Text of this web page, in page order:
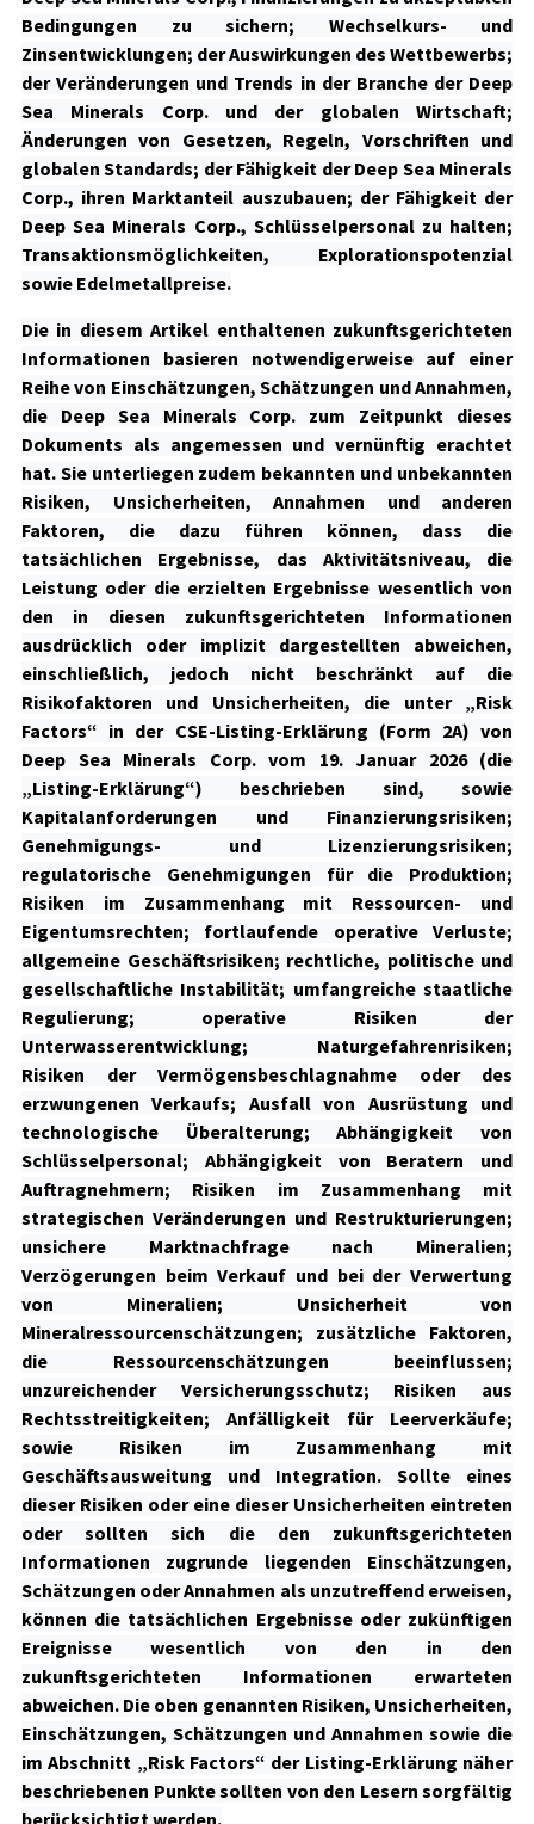
Bedingungen zu sichern; Wechselkurs- und
Zinsentwicklungen; der Auswirkungen des Wettbewerbs;
der Veränderungen und Trends in der Branche der Deep
Sea Minerals Corp. und der globalen Wirtschaft;
Änderungen von Gesetzen, Regeln, Vorschriften und
globalen Standards; der Fähigkeit der Deep Sea Minerals
Corp., ihren Marktanteil auszubauen; der Fähigkeit der
Deep Sea Minerals Corp., Schlüsselpersonal zu halten;
Transaktionsmöglichkeiten, Explorationspotenzial
sowie Edelmetallpreise.
Die in diesem Artikel enthaltenen zukunftsgerichteten
Informationen basieren notwendigerweise auf einer
Reihe von Einschätzungen, Schätzungen und Annahmen,
die Deep Sea Minerals Corp. zum Zeitpunkt dieses
Dokuments als angemessen und vernünftig erachtet
hat. Sie unterliegen zudem bekannten und unbekannten
Risiken, Unsicherheiten, Annahmen und anderen
Faktoren, die dazu führen können, dass die
tatsächlichen Ergebnisse, das Aktivitätsniveau, die
Leistung oder die erzielten Ergebnisse wesentlich von
den in diesen zukunftsgerichteten Informationen
ausdrücklich oder implizit dargestellten abweichen,
einschließlich, jedoch nicht beschränkt auf die
Risikofaktoren und Unsicherheiten, die unter „Risk
Factors“ in der CSE-Listing-Erklärung (Form 2A) von
Deep Sea Minerals Corp. vom 19. Januar 2026 (die
„Listing-Erklärung“) beschrieben sind, sowie
Kapitalanforderungen und Finanzierungsrisiken;
Genehmigungs- und Lizenzierungsrisiken;
regulatorische Genehmigungen für die Produktion;
Risiken im Zusammenhang mit Ressourcen- und
Eigentumsrechten; fortlaufende operative Verluste;
allgemeine Geschäftsrisiken; rechtliche, politische und
gesellschaftliche Instabilität; umfangreiche staatliche
Regulierung; operative Risiken der
Unterwasserentwicklung; Naturgefahrenrisiken;
Risiken der Vermögensbeschlagnahme oder des
erzwungenen Verkaufs; Ausfall von Ausrüstung und
technologische Überalterung; Abhängigkeit von
Schlüsselpersonal; Abhängigkeit von Beratern und
Auftragnehmern; Risiken im Zusammenhang mit
strategischen Veränderungen und Restrukturierungen;
unsichere Marktnachfrage nach Mineralien;
Verzögerungen beim Verkauf und bei der Verwertung
von Mineralien; Unsicherheit von
Mineralressourcenschätzungen; zusätzliche Faktoren,
die Ressourcenschätzungen beeinflussen;
unzureichender Versicherungsschutz; Risiken aus
Rechtsstreitigkeiten; Anfälligkeit für Leerverkäufe;
sowie Risiken im Zusammenhang mit
Geschäftsausweitung und Integration. Sollte eines
dieser Risiken oder eine dieser Unsicherheiten eintreten
oder sollten sich die den zukunftsgerichteten
Informationen zugrunde liegenden Einschätzungen,
Schätzungen oder Annahmen als unzutreffend erweisen,
können die tatsächlichen Ergebnisse oder zukünftigen
Ereignisse wesentlich von den in den
zukunftsgerichteten Informationen erwarteten
abweichen. Die oben genannten Risiken, Unsicherheiten,
Einschätzungen, Schätzungen und Annahmen sowie die
im Abschnitt „Risk Factors“ der Listing-Erklärung näher
beschriebenen Punkte sollten von den Lesern sorgfältig
berücksichtigt werden.